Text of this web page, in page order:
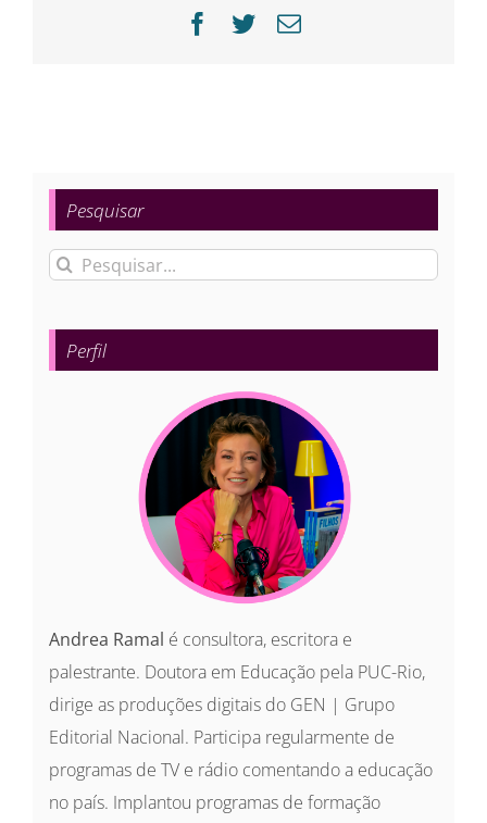
Facebook
Twitter
E-
Pesquisar
Buscar
para:
Perfil
Andrea Ramal é consultora, escritora e
palestrante. Doutora em Educação pela PUC-Rio,
dirige as produções digitais do GEN | Grupo
Editorial Nacional. Participa regularmente de
programas de TV e rádio comentando a educação
no país. Implantou programas de formação